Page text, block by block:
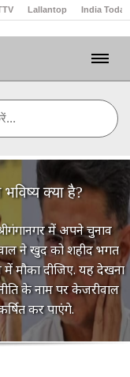
Lallantop India Today
क्या है?
में अपने चुनाव
ने खुद को शहीद भगत
मौका दीजिए. यह देखना
के नाम पर केजरीवाल
कर पाएंगे.